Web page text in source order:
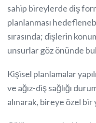
sahip bireylerde diş
planlanması
sırasında; dişlerin
unsurlar göz önünde
Kişisel planlamalar
ve ağız-diş sağlığı
alınarak, bireye özel bir